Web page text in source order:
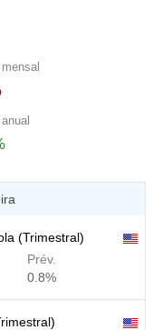
(Trimestral)
Prév.
0.8%